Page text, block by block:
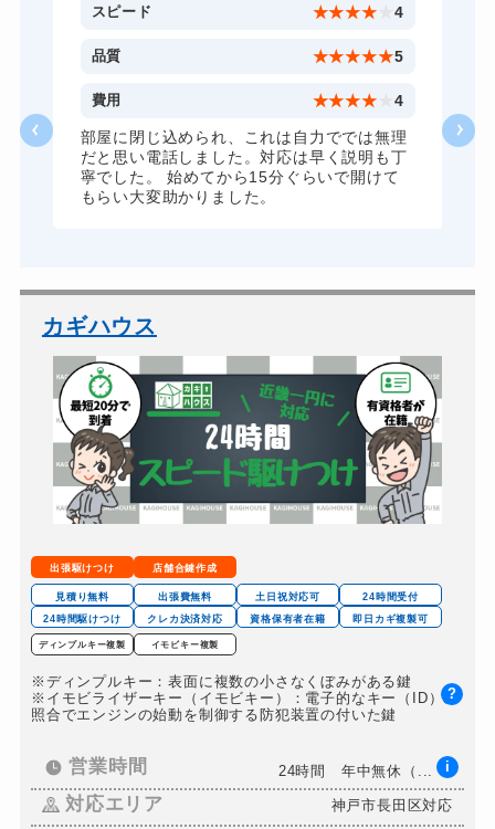
スピード ★★★★ 4
品質 ★★★★★5
費用 ★★★★ 4
部屋に閉じ込められ、これは自力ででは無理
だと思い電話しました。対応は早く説明も丁
寧でした。 始めてから15分ぐらいで開けて
もらい大変助かりました。
カギハウス
出張駆けつけ 店舗合鍵作成
見積り無料 出張費無料 土日祝対応可
24時間受付
24時間駆けつけ
クレカ決済対応 資格保有者在籍 即日カギ複製可
ディンプルキー複製 イモビキー複製
※ディンプルキー：表面に複数の小さなくぼみがある鍵
※イモビライザーキー（イモビキー）：電子的なキー（ID）の
照合でエンジンの始動を制御する防犯装置の付いた鍵
営業時間 24時間 年中無休（... i
対応エリア 神戸市長田区対応
?